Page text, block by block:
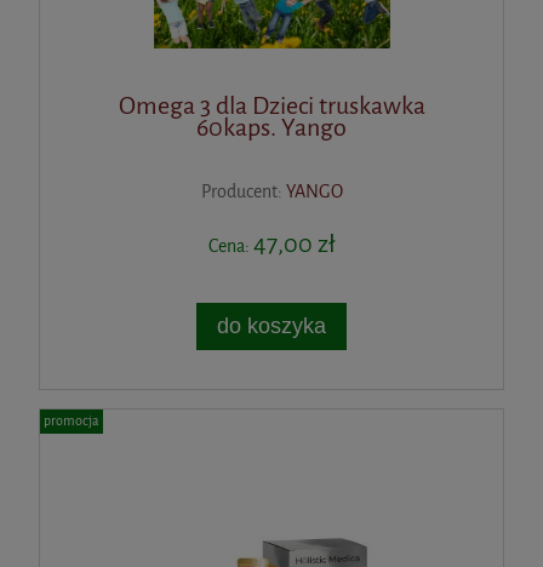
Omega 3 dla Dzieci truskawka
60kaps. Yango
Producent: YANGO
Cena: 47,00 zł
do koszyka
promocja